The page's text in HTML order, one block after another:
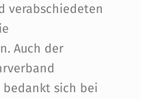
verabschiedeten
Auch der
sich bei